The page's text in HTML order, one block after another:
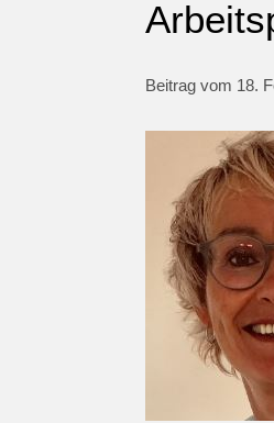
Beitrag vom 18.